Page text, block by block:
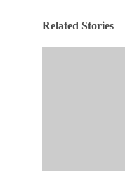
Related Stories